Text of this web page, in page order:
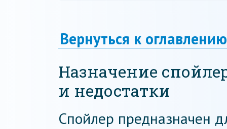
Вернуться к оглавлению
Назначение
и недостатки
Спойлер предназначен